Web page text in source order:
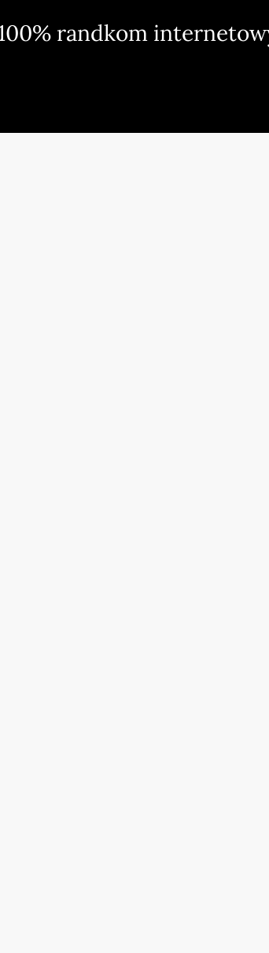
randkom